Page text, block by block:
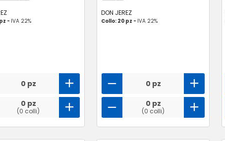
- IVA 22%
0 pz
0 pz
(0 colli)
DON JEREZ
Collo: 20 pz - IVA 22%
0 pz
0 pz
(0 colli)